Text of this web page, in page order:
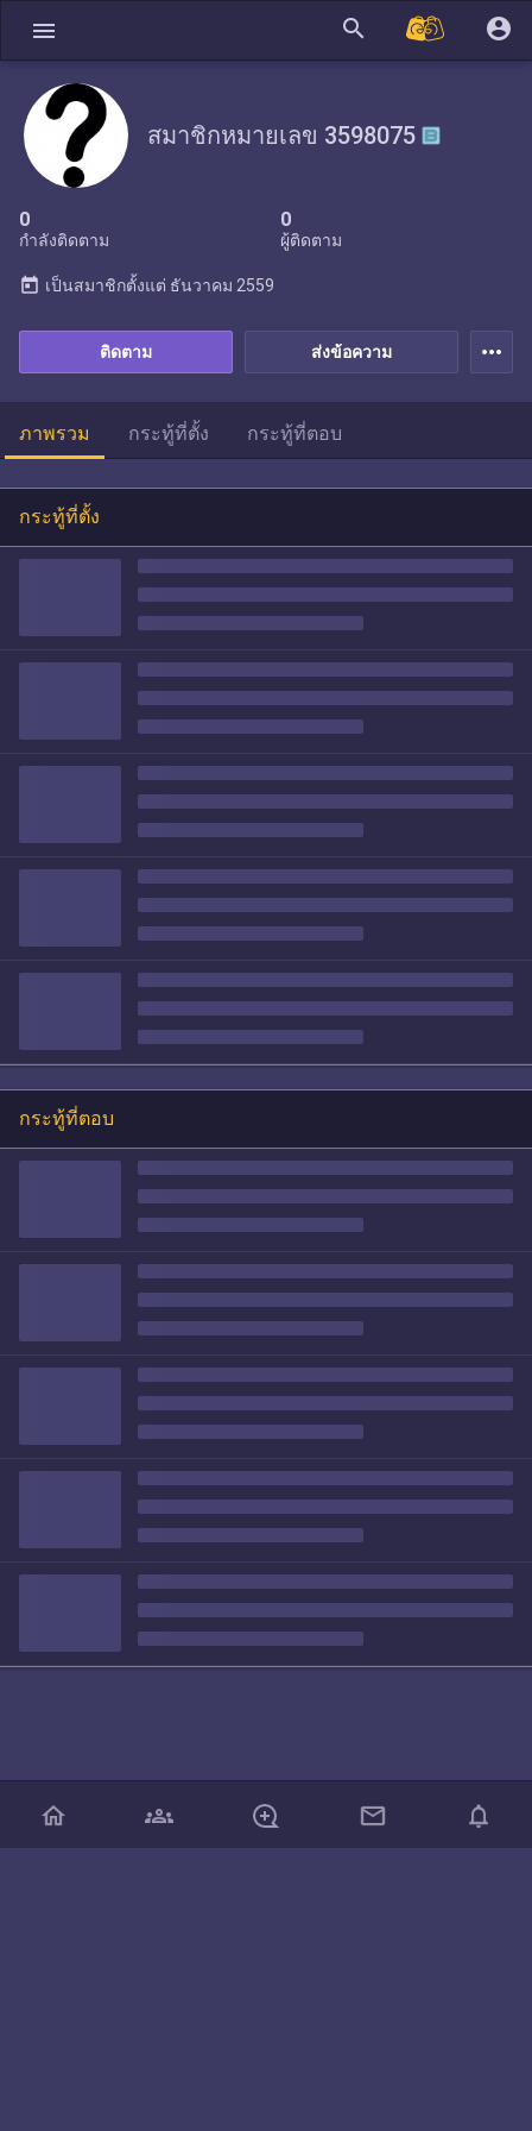
menu search account_circle
สมาชิกหมายเลข 3598075
0
กำลังติดตาม
0
ผู้ติดตาม
ส่งข้อความ
ติดตาม
today เป็นสมาชิกตั้งแต่ ธันวาคม 2559
more_horiz
ภาพรวม กระทู้ที่ตั้ง กระทู้ที่ตอบ
กระทู้ที่ตั้ง
กระทู้ที่ตอบ